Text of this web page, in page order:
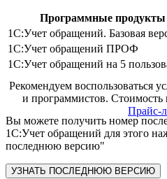
Программные продукты
1С:Учет обращений. Базовая
1С:Учет обращений ПРОФ
1С:Учет обращений на 5
Рекомендуем воспользоваться
и программистов. Стоимость
Прайс-
Вы можете получить номер
1С:Учет обращений для этого
последнюю версию"